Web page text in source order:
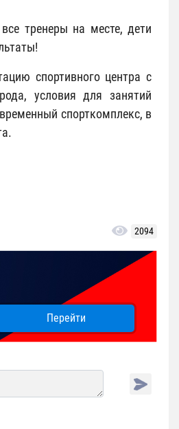
тренеры на месте, дети
спортивного центра с
условия для занятий
спорткомплекс, в
2094
Перейти